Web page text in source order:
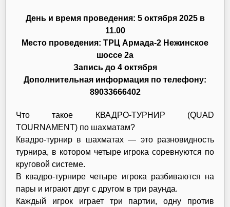
День и время проведения: 5 октября 2025 в
11.00
Место проведения: ТРЦ Армада-2 Нежинское
шоссе 2а
Запись до 4 октября
Дополнительная информация по телефону:
89033666402
Что такое КВАДРО-ТУРНИР (QUAD
TOURNAMENT) по шахматам?
Квадро-турнир в шахматах — это разновидность
турнира, в котором четыре игрока соревнуются по
круговой системе.
В квадро-турнире четыре игрока разбиваются на
пары и играют друг с другом в три раунда.
Каждый игрок играет три партии, одну против